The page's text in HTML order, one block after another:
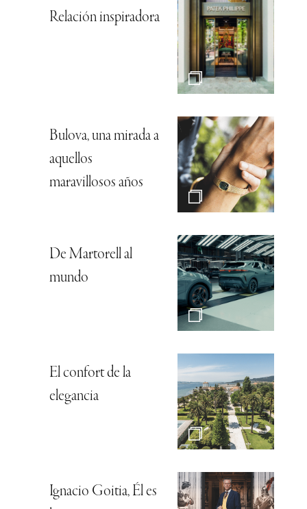
Relación inspiradora
Bulova, una mirada a
aquellos
maravillosos años
De Martorell al
mundo
El confort de la
elegancia
Ignacio Goitia, Él es